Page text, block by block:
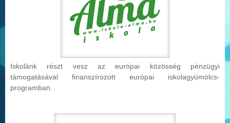
Iskolánk részt vesz az európai közösség pénzügyi
támogatásával finanszírozott európai iskolagyümölcs-
programban.